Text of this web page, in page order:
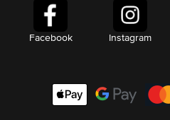
Facebook Instagram